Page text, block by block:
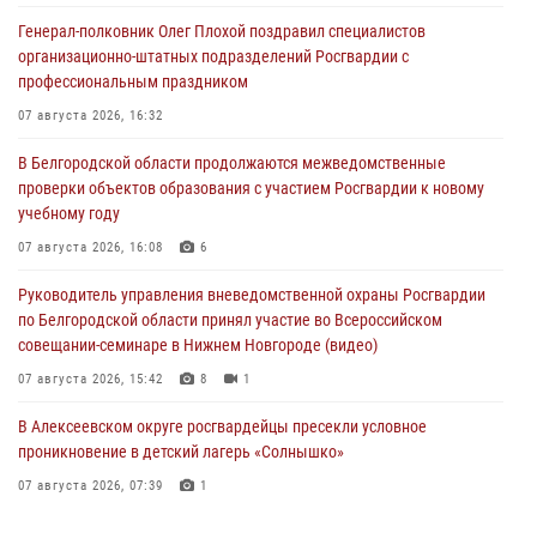
Генерал-полковник Олег Плохой поздравил специалистов
организационно-штатных подразделений Росгвардии с
профессиональным праздником
07 августа 2026, 16:32
В Белгородской области продолжаются межведомственные
проверки объектов образования с участием Росгвардии к новому
учебному году
07 августа 2026, 16:08 6
Руководитель управления вневедомственной охраны Росгвардии
по Белгородской области принял участие во Всероссийском
совещании-семинаре в Нижнем Новгороде (видео)
07 августа 2026, 15:42 8 1
В Алексеевском округе росгвардейцы пресекли условное
проникновение в детский лагерь «Солнышко»
07 августа 2026, 07:39 1